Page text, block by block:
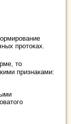
протоках.
то
признаками: